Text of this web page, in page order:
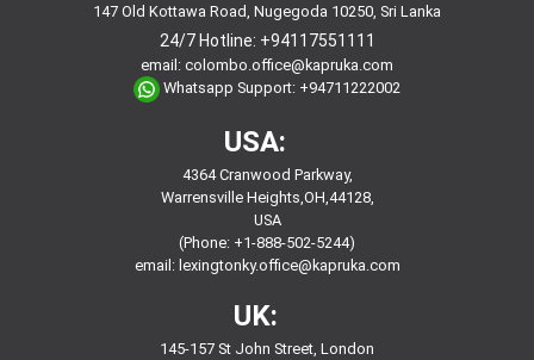
147 Old Kottawa Road, Nugegoda 10250, Sri Lanka
24/7 Hotline: +94117551111
email: colombo.office@kapruka.com
Whatsapp Support: +94711222002
USA:
4364 Cranwood Parkway,
Warrensville Heights,OH,44128,
USA
(Phone: +1-888-502-5244)
email: lexingtonky.office@kapruka.com
UK:
145-157 St John Street, London